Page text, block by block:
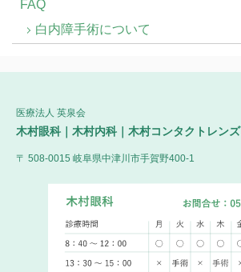
FAQ
白内障手術について
医療法人 英泉会
木村眼科｜木村内科｜木村コンタクトレンズ
〒 508-0015 岐阜県中津川市手賀野400-1